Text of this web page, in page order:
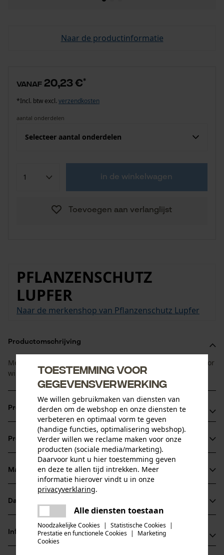
Naar de productinformatie
vanaf 20,23 €*
*Incl. btw excl. verzendkosten
aantal onderdelen
Selecteer aantal onderdelen
in de winkelwagen
Toevoegen aan verlanglijst
PFLANZENSCHUTZ
LUPFER
Naar de merkenshop van Pflanzenschutz Lupfer
Productomschrijving
Met deze vraatbeschermingen wordt vraat van knoppen door
wild voorkomen.
Productvoordelen
Knoppen worden tegen vraat beschermd
Geen ingroeien mogelijk, geen beschadiging van de
schors
Vele jaren te gebruiken
Productinformatie
Productdetails
Activiteitstype
wegjagen
Leeftijdsgroep
Materiaal & onderhoud
Materiaal
Hoofdmateriaal
kunststof
Datasheets
Productveiligheidsblad (PDF)
Informatie van de fabrikant
Toestemming voor
gegevensverwerking
We willen gebruikmaken van diensten van
derden om de webshop en onze diensten te
verbeteren en optimaal vorm te geven
(handige functies, optimalisering webshop).
Verder willen we reclame maken voor onze
producten (sociale media/marketing).
Daarvoor kunt u hier toestemming geven
en deze te allen tijd intrekken. Meer
informatie hierover vindt u in onze
privacyverklaring.
Alle diensten toestaan
Noodzakelijke Cookies | Statistische Cookies |
Prestatie en functionele Cookies |
Marketing
Cookies
Er is een fout opgetreden. Gelieve
het opnieuw te proberen.
delen
mail